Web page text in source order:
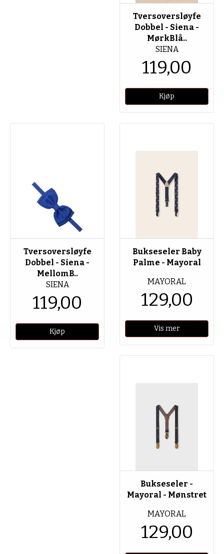
Tversoversløyfe
Dobbel - Siena -
MørkBlå..
SIENA
119,00
Tversoversløyfe
Dobbel - Siena -
MellomB..
SIENA
119,00
Bukseseler Baby
Palme - Mayoral
MAYORAL
129,00
Vis mer
Bukseseler -
Mayoral - Mønstret
MAYORAL
129,00